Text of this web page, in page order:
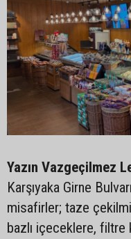
Yazın Vazgeçilmez
Karşıyaka Girne
misafirler; taze
bazlı içeceklere, filtre